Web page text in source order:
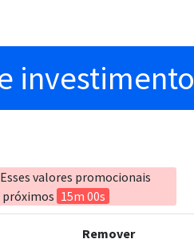
investimento
Esses valores promocionais
15m 00s
Remover